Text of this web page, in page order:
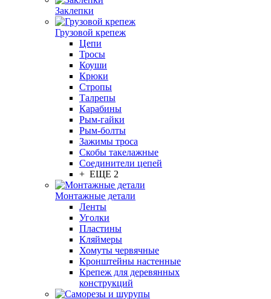
Заклепки
Грузовой крепеж
Цепи
Тросы
Коуши
Крюки
Стропы
Талрепы
Карабины
Рым-гайки
Рым-болты
Зажимы троса
Скобы такелажные
Соединители цепей
+ ЕЩЕ 2
Монтажные детали
Ленты
Уголки
Пластины
Кляймеры
Хомуты червячные
Кронштейны настенные
Крепеж для деревянных
конструкций